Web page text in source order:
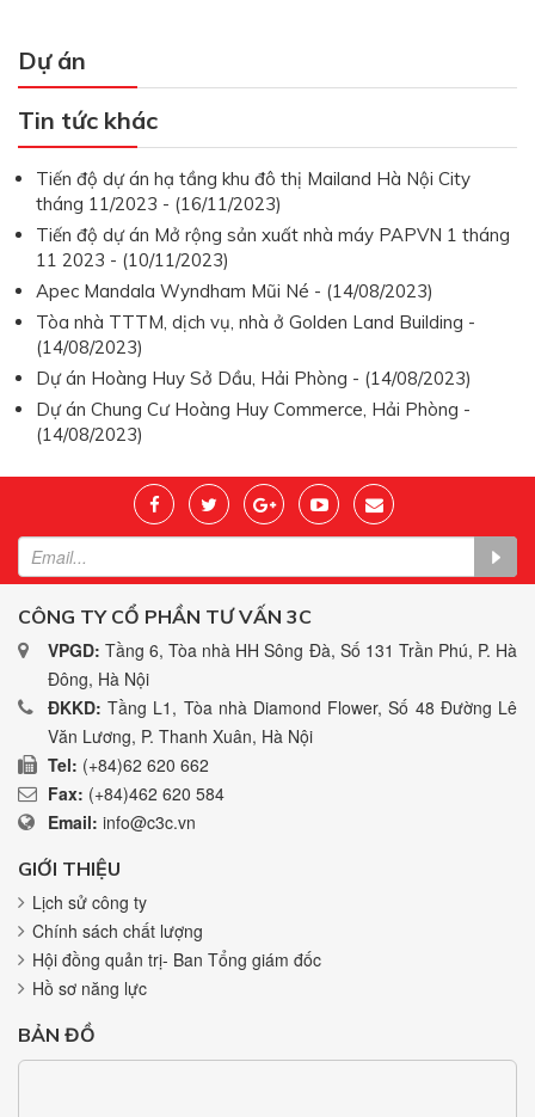
Dự án
Tin tức khác
Tiến độ dự án hạ tầng khu đô thị Mailand Hà Nội City
tháng 11/2023 - (16/11/2023)
Tiến độ dự án Mở rộng sản xuất nhà máy PAPVN 1 tháng
11 2023 - (10/11/2023)
Apec Mandala Wyndham Mũi Né - (14/08/2023)
Tòa nhà TTTM, dịch vụ, nhà ở Golden Land Building -
(14/08/2023)
Dự án Hoàng Huy Sở Dầu, Hải Phòng - (14/08/2023)
Dự án Chung Cư Hoàng Huy Commerce, Hải Phòng -
(14/08/2023)
CÔNG TY CỔ PHẦN TƯ VẤN 3C
VPGD: Tầng 6, Tòa nhà HH Sông Đà, Số 131 Trần Phú, P. Hà
Đông, Hà Nội
ĐKKD: Tầng L1, Tòa nhà Diamond Flower, Số 48 Đường Lê
Văn Lương, P. Thanh Xuân, Hà Nội
Tel: (+84)62 620 662
Fax: (+84)462 620 584
Email: info@c3c.vn
GIỚI THIỆU
Lịch sử công ty
Chính sách chất lượng
Hội đồng quản trị- Ban Tổng giám đốc
Hồ sơ năng lực
BẢN ĐỒ